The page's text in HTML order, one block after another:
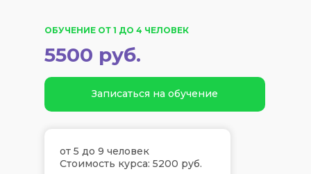
Записаться на обучение
ОБУЧЕНИЕ ОТ 1 ДО 4 ЧЕЛОВЕК
5500 руб.
от 5 до 9 человек
Стоимость курса: 5200 руб.